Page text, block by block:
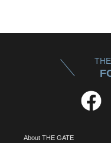
About THE GATE